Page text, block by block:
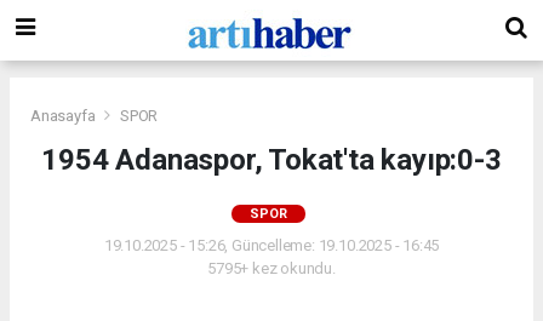
Anasayfa SPOR
1954 Adanaspor, Tokat'ta kayıp:0-3
SPOR
19.10.2025 - 15:26, Güncelleme: 19.10.2025 - 16:45
5795+ kez okundu.